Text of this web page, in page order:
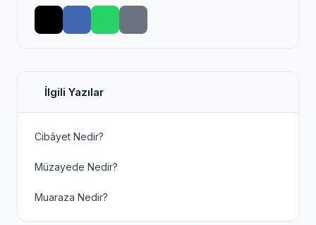
İlgili Yazılar
Cibâyet Nedir?
Müzayede Nedir?
Muaraza Nedir?